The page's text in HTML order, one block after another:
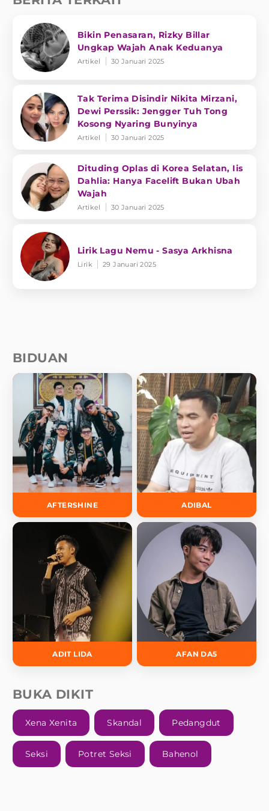
Bikin Penasaran, Rizky Billar
Ungkap Wajah Anak Keduanya
Artikel 30 Januari 2025
Tak Terima Disindir Nikita Mirzani,
Dewi Perssik: Jengger Tuh Tong
Kosong Nyaring Bunyinya
Artikel 30 Januari 2025
Dituding Oplas di Korea Selatan, Iis
Dahlia: Hanya Facelift Bukan Ubah
Wajah
Artikel 30 Januari 2025
Lirik Lagu Nemu - Sasya Arkhisna
Lirik 29 Januari 2025
BIDUAN
AFTERSHINE ADIBAL
ADIT LIDA AFAN DA5
BUKA DIKIT
Xena Xenita Skandal Pedangdut
Seksi Potret Seksi Bahenol